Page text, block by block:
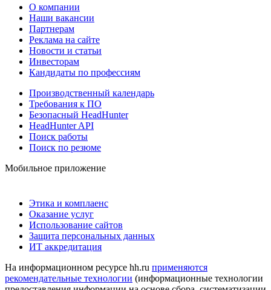
О компании
Наши вакансии
Партнерам
Реклама на сайте
Новости и статьи
Инвесторам
Кандидаты по профессиям
Производственный календарь
Требования к ПО
Безопасный HeadHunter
HeadHunter API
Поиск работы
Поиск по резюме
Мобильное приложение
Этика и комплаенс
Оказание услуг
Использование сайтов
Защита персональных данных
ИТ аккредитация
На информационном ресурсе hh.ru применяются
рекомендательные технологии (информационные технологии